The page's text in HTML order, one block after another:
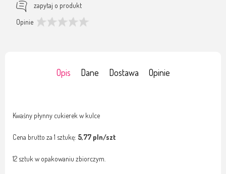
zapytaj o produkt
Opinie
Opis Dane Dostawa Opinie
Kwaśny płynny cukierek w kulce
Cena brutto za 1 sztukę: 5,77 pln/szt
12 sztuk w opakowaniu zbiorczym.